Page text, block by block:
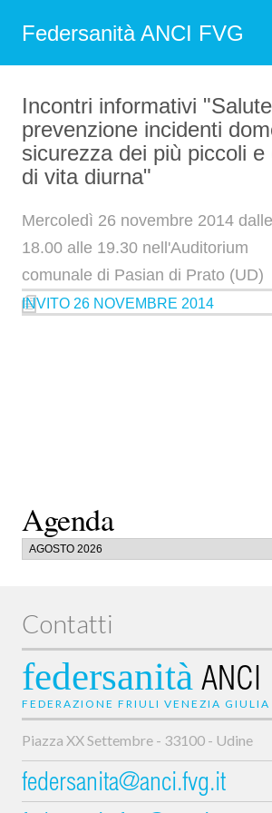
Federsanità ANCI FVG
Agenda
Incontri informativi
prevenzione incidenti
sicurezza dei più piccoli e
di vita diurna"
Mercoledì 26 novembre 2014 dalle
18.00 alle 19.30 nell'Auditorium
comunale di Pasian di Prato (UD)
INVITO 26 NOVEMBRE 2014
Contatti
federsanità ANCI
FEDERAZIONE FRIULI VENEZIA GIULIA
Piazza XX Settembre - 33100 - Udine
federsanita@anci.fvg.it